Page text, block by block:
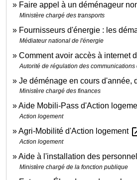
Faire appel à un déménageur
Ministère chargé des transports
Fournisseurs d'énergie : les
Médiateur national de l'énergie
Comment avoir accès à internet
Autorité de régulation des
Je déménage en cours d'année,
Ministère chargé des finances
Aide Mobili-Pass d'Action
Action logement
Agri-Mobilité d'Action logement
Action logement
Aide à l'installation des
Ministère chargé de la fonction publique